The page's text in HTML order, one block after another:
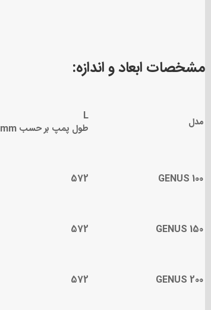
مشخصات ابعاد و اندازه:
مدل
L
طول پمپ بر حسبmm
GENUS 100
572
GENUS 150
572
GENUS 200
572